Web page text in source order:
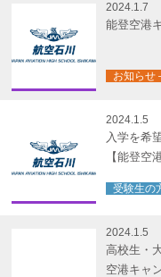
2024.1.7
能登空港
お知らせ
2024.1.5
入学を希
【能登空
受験生の
2024.1.5
高校生・
空港キャ